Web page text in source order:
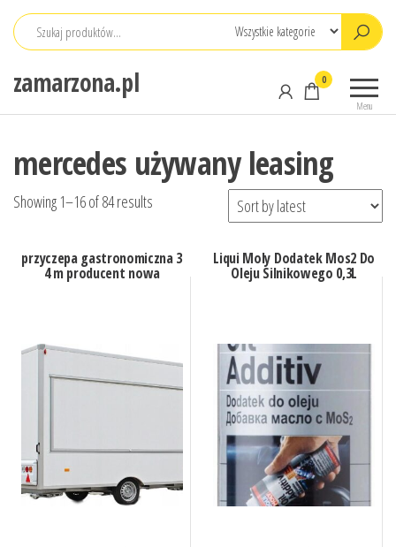
Przejdź
zamarzona.pl
Menu
0
mercedes używany leasing
Showing 1–16 of 84 results
przyczepa gastronomiczna 3
4 m producent nowa
Liqui Moly Dodatek Mos2 Do
Oleju Silnikowego 0,3L